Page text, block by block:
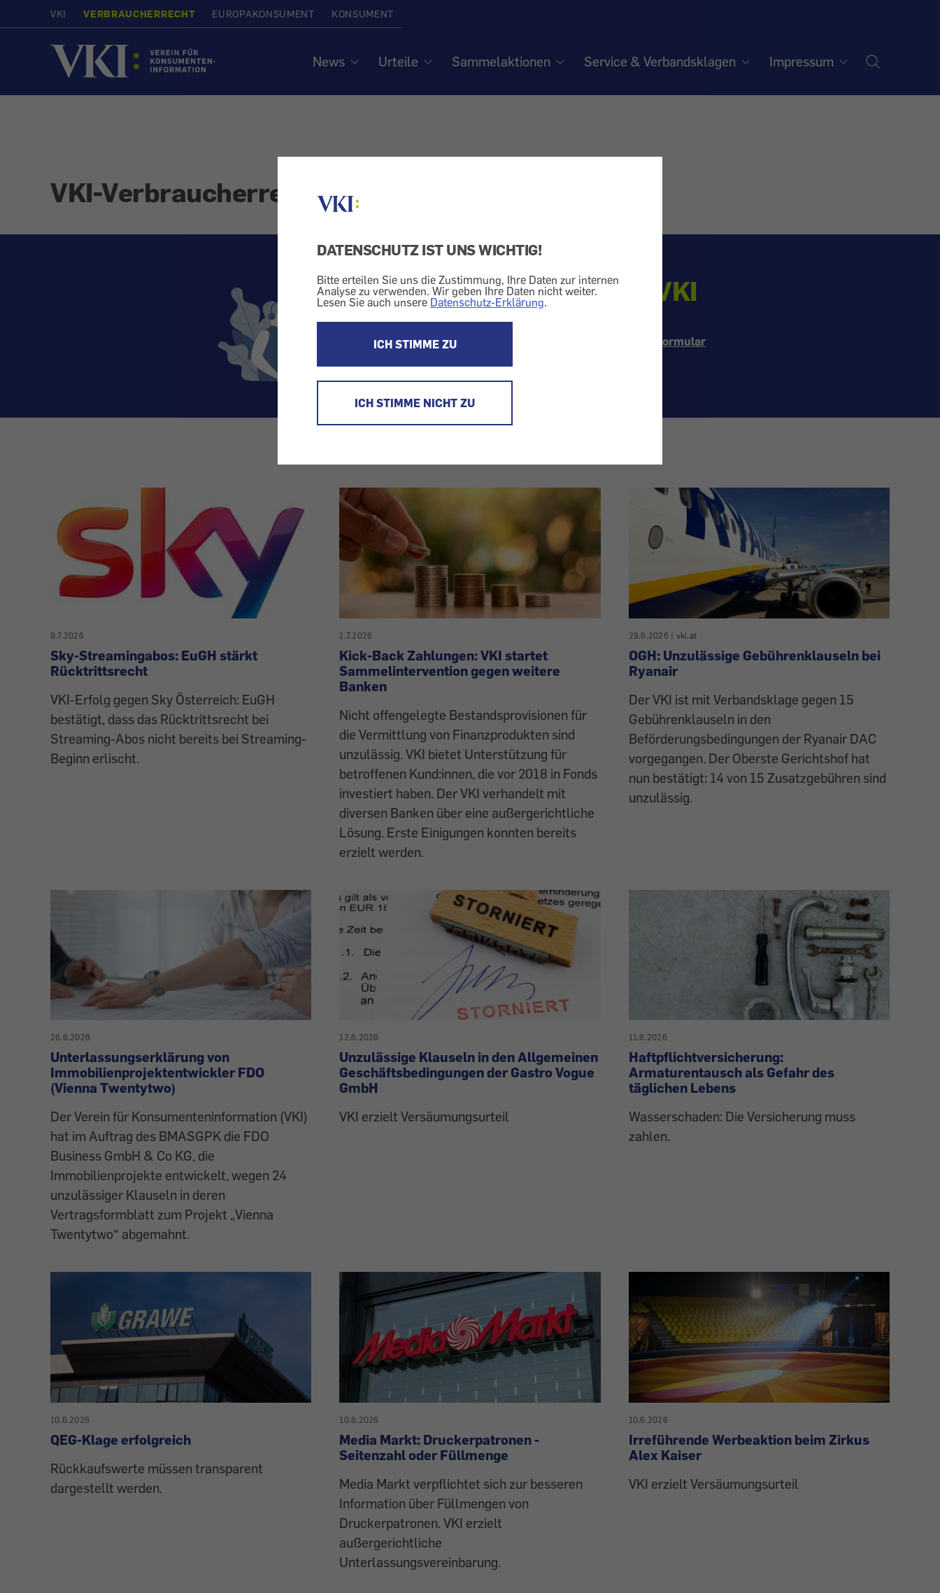
DATENSCHUTZ IST UNS WICHTIG!
Bitte erteilen Sie uns die Zustimmung, Ihre Daten zur internen
Analyse zu verwenden. Wir geben Ihre Daten nicht weiter.
Lesen Sie auch unsere Datenschutz-Erklärung.
ICH STIMME ZU
ICH STIMME NICHT ZU
VKI VERBRAUCHERRECHT EUROPAKONSUMENT KONSUMENT
Startseite
News Urteile Sammelaktionen Service & Verbandsklagen Impressum
VKI-Verbraucherrecht
IHR ANLIEGEN AN DEN VKI
Senden Sie uns Ihre Nachricht jederzeit über unser
Kontaktformular
Aktuelle
Beiträge
9.7.2026
Sky-Streamingabos: EuGH stärkt
Rücktrittsrecht
VKI-Erfolg gegen Sky Österreich: EuGH
bestätigt, dass das Rücktrittsrecht bei
Streaming-Abos nicht bereits bei Streaming-
Beginn erlischt.
1.7.2026
Kick-Back Zahlungen: VKI startet
Sammelintervention gegen weitere
Banken
Nicht offengelegte Bestandsprovisionen für
die Vermittlung von Finanzprodukten sind
unzulässig. VKI bietet Unterstützung für
betroffenen Kund:innen, die vor 2018 in Fonds
investiert haben. Der VKI verhandelt mit
diversen Banken über eine außergerichtliche
Lösung. Erste Einigungen konnten bereits
erzielt werden.
29.6.2026 | vki.at
OGH: Unzulässige Gebührenklauseln bei
Ryanair
Der VKI ist mit Verbandsklage gegen 15
Gebührenklauseln in den
Beförderungsbedingungen der Ryanair DAC
vorgegangen. Der Oberste Gerichtshof hat
nun bestätigt: 14 von 15 Zusatzgebühren sind
unzulässig.
26.6.2026
Unterlassungserklärung von
Immobilienprojektentwickler FDO
(Vienna Twentytwo)
Der Verein für Konsumenteninformation (VKI)
hat im Auftrag des BMASGPK die FDO
Business GmbH & Co KG, die
Immobilienprojekte entwickelt, wegen 24
unzulässiger Klauseln in deren
Vertragsformblatt zum Projekt „Vienna
Twentytwo“ abgemahnt.
12.6.2026
Unzulässige Klauseln in den Allgemeinen
Geschäftsbedingungen der Gastro Vogue
GmbH
VKI erzielt Versäumungsurteil
11.6.2026
Haftpflichtversicherung:
Armaturentausch als Gefahr des
täglichen Lebens
Wasserschaden: Die Versicherung muss
zahlen.
10.6.2026
QEG-Klage erfolgreich
Rückkaufswerte müssen transparent
dargestellt werden.
10.6.2026
Media Markt: Druckerpatronen -
Seitenzahl oder Füllmenge
Media Markt verpflichtet sich zur besseren
Information über Füllmengen von
Druckerpatronen. VKI erzielt
außergerichtliche
Unterlassungsvereinbarung.
10.6.2026
Irreführende Werbeaktion beim Zirkus
Alex Kaiser
VKI erzielt Versäumungsurteil